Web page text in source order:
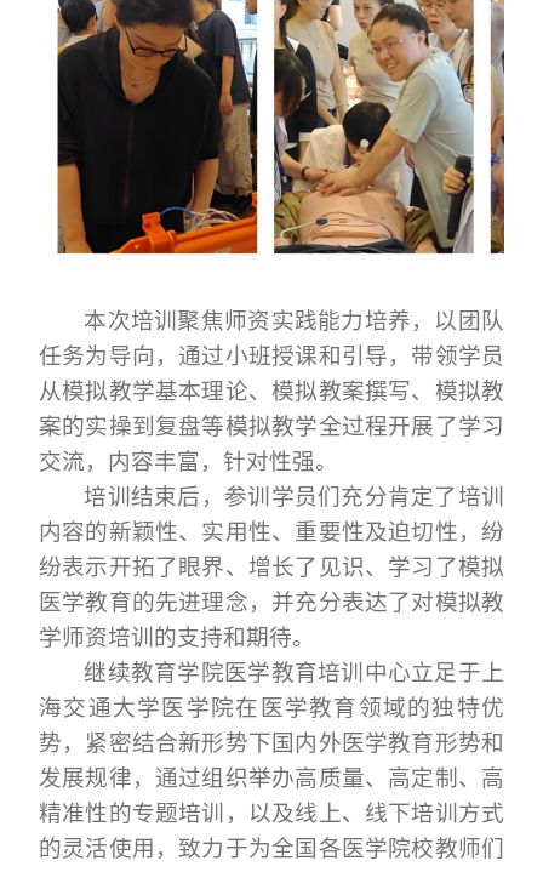
本次培训聚焦师资实践能力培养，以团队
任务为导向，通过小班授课和引导，带领学员
从模拟教学基本理论、模拟教案撰写、模拟教
案的实操到复盘等模拟教学全过程开展了学习
交流，内容丰富，针对性强。
培训结束后，参训学员们充分肯定了培训
内容的新颖性、实用性、重要性及迫切性， 纷
纷表示开拓了眼界、增长了见识、学习了模拟
医学教育的先进理念， 并充分表达了对模拟教
学师资培训的支持和期待。
继续教育学院医学教育培训中心立足于上
海交通大学医学院在医学教育领域的独特优
势，紧密结合新形势下国内外医学教育形势和
发展规律，通过组织举办高质量、高定制、高
精准性的专题培训，以及线上、线下培训方式
的灵活使用，致力于为全国各医学院校教师们